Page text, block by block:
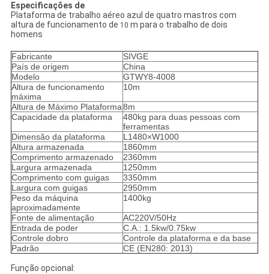
Especificações de
Plataforma de trabalho aéreo azul de quatro mastros com
altura de funcionamento de 10 m para o trabalho de dois
homens
Fabricante
SIVGE
País de origem
China
Modelo
GTWY8-4008
Altura de funcionamento
máxima
10m
Altura de Máximo Plataforma8m
Capacidade da plataforma
480kg para duas pessoas com
ferramentas
Dimensão da plataforma
L1480×W1000
Altura armazenada
1860mm
Comprimento armazenado
2360mm
Largura armazenada
1250mm
Comprimento com guigas
3350mm
Largura com guigas
2950mm
Peso da máquina
aproximadamente
1400kg
Fonte de alimentação
AC220V/50Hz
Entrada de poder
C.A.: 1.5kw/0.75kw
Controle dobro
Controle da plataforma e da base
Padrão
CE (EN280: 2013)
Função opcional: